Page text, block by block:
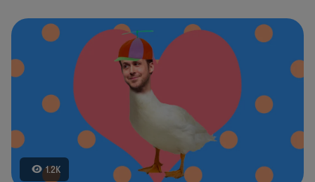
1.2K